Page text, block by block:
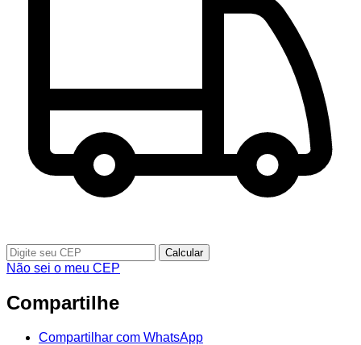
Calcular
Não sei o meu CEP
Compartilhe
Compartilhar com WhatsApp